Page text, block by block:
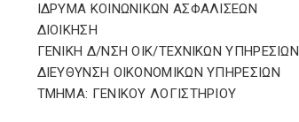
ΙΔΡΥΜΑ ΚΟΙΝΩΝΙΚΩΝ ΑΣΦΑΛΙΣΕΩΝ
ΔΙΟΙΚΗΣΗ
ΓΕΝΙΚΗ Δ/ΝΣΗ ΟΙΚ/ΤΕΧΝΙΚΩΝ ΥΠΗΡΕΣΙΩΝ
ΔΙΕΥΘΥΝΣΗ ΟΙΚΟΝΟΜΙΚΩΝ ΥΠΗΡΕΣΙΩΝ
ΤΜΗΜΑ: ΓΕΝΙΚΟΥ ΛΟΓΙΣΤΗΡΙΟΥ